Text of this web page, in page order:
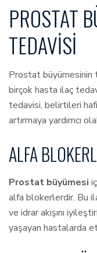
PROSTAT
TEDAVISI
Prostat büyümesinin
birçok hasta ilaç
tedavisi, belirtileri
artırmaya yardımcı
ALFA
Prostat büyümesi
alfa blokerlerdir. Bu
ve idrar akışını
yaşayan hastalarda